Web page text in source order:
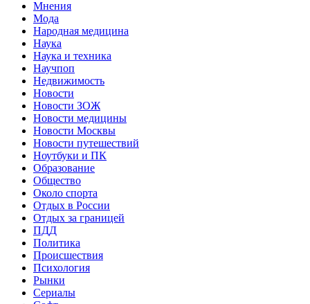
Мнения
Мода
Народная медицина
Наука
Наука и техника
Научпоп
Недвижимость
Новости
Новости ЗОЖ
Новости медицины
Новости Москвы
Новости путешествий
Ноутбуки и ПК
Образование
Общество
Около спорта
Отдых в России
Отдых за границей
ПДД
Политика
Происшествия
Психология
Рынки
Сериалы